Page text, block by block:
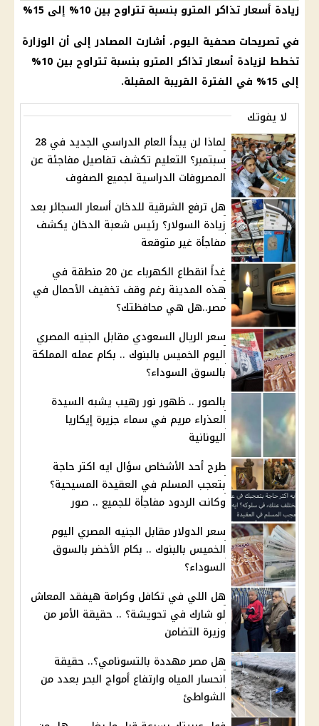
زيادة أسعار تذاكر المترو بنسبة تتراوح بين 10% إلى 15%
في تصريحات صحفية اليوم، أشارت المصادر إلى أن الوزارة
تخطط لزيادة أسعار تذاكر المترو بنسبة تتراوح بين 10%
إلى 15% في الفترة القريبة المقبلة.
لا يفوتك
لماذا لن يبدأ العام الدراسي الجديد في 28
سبتمبر؟ التعليم تكشف تفاصيل مفاجئة عن
المصروفات الدراسية لجميع الصفوف
هل ترفع الشرقية للدخان أسعار السجائر بعد
زيادة السولار؟ رئيس شعبة الدخان يكشف
مفاجأة غير متوقعة
غداً انقطاع الكهرباء عن 20 منطقة في
هذه المدينة رغم وقف تخفيف الأحمال في
مصر..هل هي محافظتك؟
سعر الريال السعودي مقابل الجنيه المصري
اليوم الخميس بالبنوك .. بكام عمله المملكة
بالسوق السوداء؟
بالصور .. ظهور نور رهيب يشبه السيدة
العذراء مريم في سماء جزيرة إيكاريا
اليونانية
طرح أحد الأشخاص سؤال ايه اكتر حاجة
بتعجب المسلم في العقيدة المسيحية؟
وكانت الردود مفاجأة للجميع .. صور
سعر الدولار مقابل الجنيه المصري اليوم
الخميس بالبنوك .. بكام الأخضر بالسوق
السوداء؟
هل اللي في تكافل وكرامة هيفقد المعاش
لو شارك في تحويشة؟ .. حقيقة الأمر من
وزيرة التضامن
هل مصر مهددة بالتسونامي؟.. حقيقة
انحسار المياه وارتفاع أمواج البحر بعدد من
الشواطئ